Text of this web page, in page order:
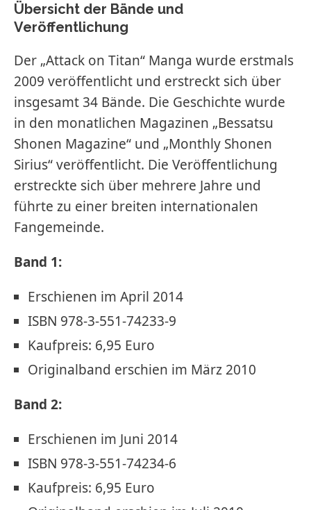
Übersicht der Bände und
Veröffentlichung
Der „Attack on Titan“ Manga wurde erstmals
2009 veröffentlicht und erstreckt sich über
insgesamt 34 Bände. Die Geschichte wurde
in den monatlichen Magazinen „Bessatsu
Shonen Magazine“ und „Monthly Shonen
Sirius“ veröffentlicht. Die Veröffentlichung
erstreckte sich über mehrere Jahre und
führte zu einer breiten internationalen
Fangemeinde.
Band 1:
Erschienen im April 2014
ISBN 978-3-551-74233-9
Kaufpreis: 6,95 Euro
Originalband erschien im März 2010
Band 2:
Erschienen im Juni 2014
ISBN 978-3-551-74234-6
Kaufpreis: 6,95 Euro